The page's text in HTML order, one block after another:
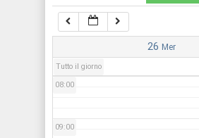
26 Mer
Tutto il giorno
08:00
09:00